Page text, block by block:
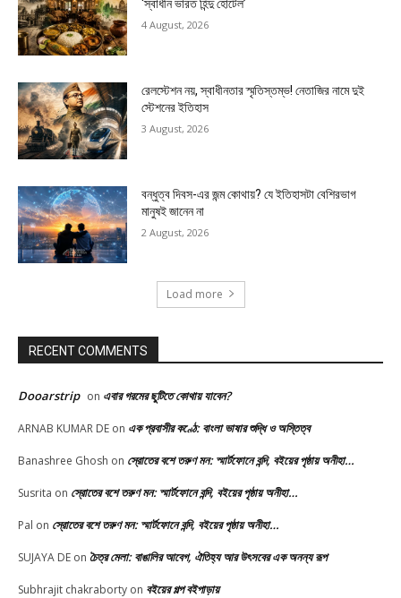
‘স্বাধীন ভারত হিন্দু হোটেল’
4 August, 2026
রেলস্টেশন নয়, স্বাধীনতার স্মৃতিস্তম্ভ! নেতাজির নামে দুই
স্টেশনের ইতিহাস
3 August, 2026
বন্ধুত্ব দিবস-এর জন্ম কোথায়? যে ইতিহাসটা বেশিরভাগ
মানুষই জানেন না
2 August, 2026
Load more
RECENT COMMENTS
Dooarstrip on এবার গরমের ছুটিতে কোথায় যাবেন?
ARNAB KUMAR DE on এক প্রবাসীর কণ্ঠে: বাংলা ভাষার শুদ্ধি ও অস্তিত্ব
Banashree Ghosh on স্রোতের বশে তরুণ মন: স্মার্টফোনে বন্দি, বইয়ের পৃষ্ঠায় অনীহা…
Susrita on স্রোতের বশে তরুণ মন: স্মার্টফোনে বন্দি, বইয়ের পৃষ্ঠায় অনীহা…
Pal on স্রোতের বশে তরুণ মন: স্মার্টফোনে বন্দি, বইয়ের পৃষ্ঠায় অনীহা…
SUJAYA DE on চৈত্র মেলা: বাঙালির আবেগ, ঐতিহ্য আর উৎসবের এক অনন্য রূপ
Subhrajit chakraborty on বইয়ের গল্প বইপাড়ায়